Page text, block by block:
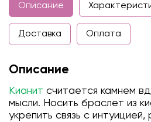
Описание
Доставка Оплата
Описание
Кианит считается камнем
мысли. Носить браслет из
укрепить связь с интуицией,